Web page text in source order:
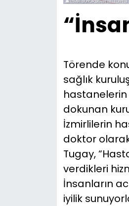
Törende
sağlık
hastanelerin
dokunan
İzmirlilerin
doktor olarak
Tugay,
verdikleri
İnsanların
iyilik